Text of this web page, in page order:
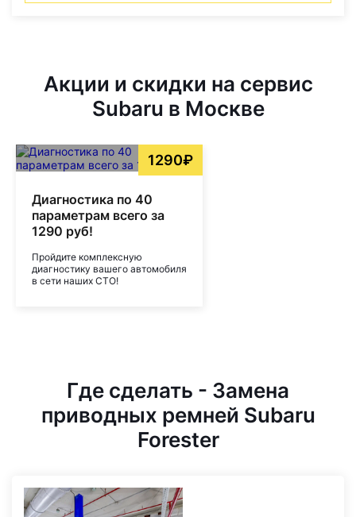
Акции и скидки на сервис
Subaru в Москве
1290₽
Диагностика по 40
параметрам всего за
1290 руб!
Пройдите комплексную
диагностику вашего автомобиля
в сети наших СТО!
Где сделать - Замена
приводных ремней Subaru
Forester